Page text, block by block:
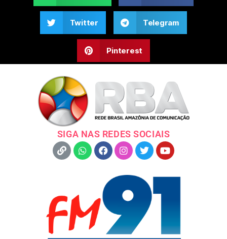
Twitter Telegram
Pinterest
SIGA NAS REDES SOCIAIS